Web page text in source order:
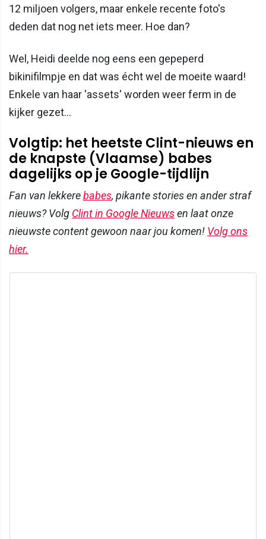
12 miljoen volgers, maar enkele recente foto's
deden dat nog net iets meer. Hoe dan?
Wel, Heidi deelde nog eens een gepeperd
bikinifilmpje en dat was écht wel de moeite waard!
Enkele van haar 'assets' worden weer ferm in de
kijker gezet...
Volgtip: het heetste Clint-nieuws en
de knapste (Vlaamse) babes
dagelijks op je Google-tijdlijn
Fan van lekkerebabes, pikante stories en ander straf
nieuws? Volg Clint in Google Nieuwsen laat onze
nieuwste content gewoon naar jou komen! Volg ons
hier.